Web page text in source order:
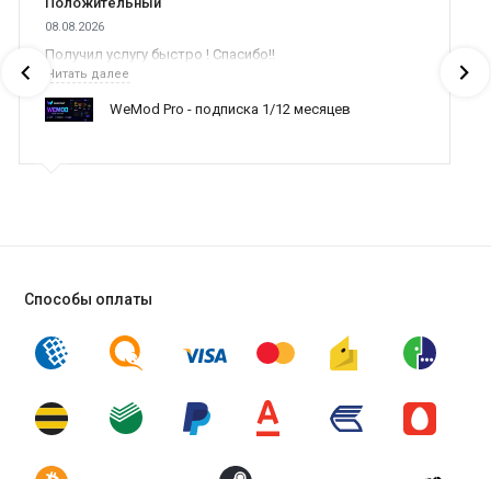
08.08.2026
Получил услугу быстро ! Спасибо!!
Читать далее
WeMod Pro - подписка 1/12 месяцев
Способы оплаты